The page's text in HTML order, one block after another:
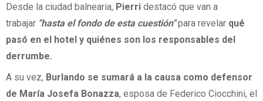
Desde la ciudad balnearia, Pierri destacó que van a
trabajar "hasta el fondo de esta cuestión"para revelar qué
pasó en el hotel y quiénes son los responsables del
derrumbe.
A su vez, Burlando se sumará a la causa como defensor
de María Josefa Bonazza, esposa de Federico Ciocchini, el